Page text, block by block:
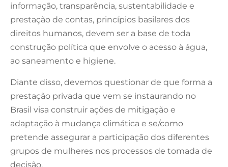
informação, transparência, sustentabilidade e
prestação de contas, princípios basilares dos
direitos humanos, devem ser a base de toda
construção política que envolve o acesso à água,
ao saneamento e higiene.
Diante disso, devemos questionar de que forma a
prestação privada que vem se instaurando no
Brasil visa construir ações de mitigação e
adaptação à mudança climática e se/como
pretende assegurar a participação dos diferentes
grupos de mulheres nos processos de tomada de
decisão.